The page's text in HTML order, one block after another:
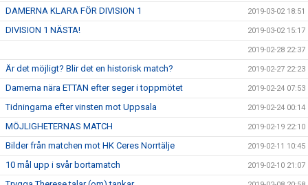
DAMERNA KLARA FÖR DIVISION 1 2019-03-02 18:51
DIVISION 1 NÄSTA! 2019-03-02 15:17
2019-02-28 22:37
Är det möjligt? Blir det en historisk match? 2019-02-27 22:23
Damerna nära ETTAN efter seger i toppmötet 2019-02-24 07:53
Tidningarna efter vinsten mot Uppsala 2019-02-24 00:14
MÖJLIGHETERNAS MATCH 2019-02-19 22:10
Bilder från matchen mot HK Ceres Norrtälje 2019-02-11 10:45
10 mål upp i svår bortamatch 2019-02-10 21:07